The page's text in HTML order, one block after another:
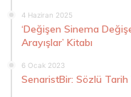
4 Haziran 2025
‘Değişen Sinema
Arayışlar’ Kitabı
6 Ocak 2023
SenaristBir: Sözlü Tarih